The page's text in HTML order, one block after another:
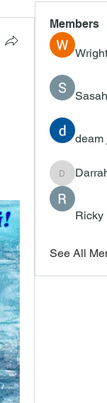
Members
deam
Ricky
See All